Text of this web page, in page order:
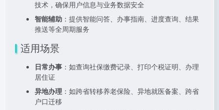
技术，确保用户信息与业务数据安全
智能辅助 ：提供智能问答、办事指南、进度查询、结果
推送等全周期服务
适用场景
日常办事 ：如查询社保缴费记录、打印个税证明、办理
居住证
异地办理 ：如跨省转移养老保险、异地就医备案、跨省
户口迁移